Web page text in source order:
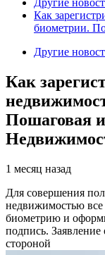
Другие
Как
биометрии.
Другие
Как
Пошаговая
1 месяц назад
Для совершения
недвижимостью все
биометрию и
подпись.
стороной